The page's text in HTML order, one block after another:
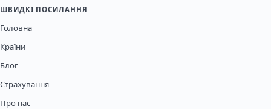
ШВИДКІ ПОСИЛАННЯ
Головна
Країни
Блог
Страхування
Про нас